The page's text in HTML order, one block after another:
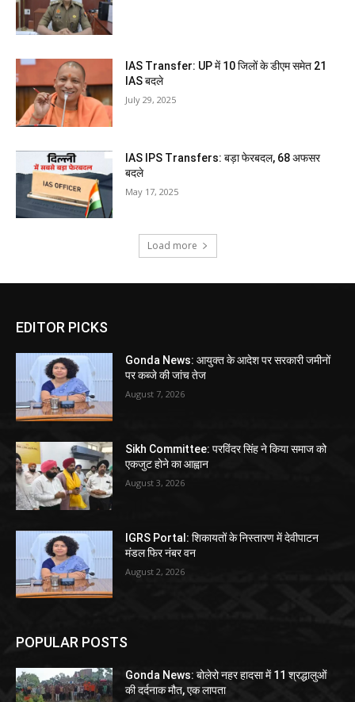
IAS Transfer: UP में 10 जिलों के डीएम समेत 21
IAS बदले
July 29, 2025
IAS IPS Transfers: बड़ा फेरबदल, 68 अफसर
बदले
May 17, 2025
Load more
EDITOR PICKS
Gonda News: आयुक्त के आदेश पर सरकारी जमीनों
पर कब्जे की जांच तेज
August 7, 2026
Sikh Committee: परविंदर सिंह ने किया समाज को
एकजुट होने का आह्वान
August 3, 2026
IGRS Portal: शिकायतों के निस्तारण में देवीपाटन
मंडल फिर नंबर वन
August 2, 2026
POPULAR POSTS
Gonda News: बोलेरो नहर हादसा में 11 श्रद्धालुओं
की दर्दनाक मौत, एक लापता